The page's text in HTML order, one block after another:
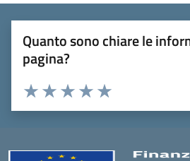
Quanto sono chiare le
pagina?
Valuta 5 stelle su 5
Valuta 4 stelle su 5
Valuta 3 stelle su 5
Valuta 2 stelle su 5
Valuta 1 stelle su 5